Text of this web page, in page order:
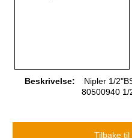
Beskrivelse:
Nipler 1/
80500940 1/